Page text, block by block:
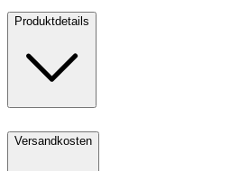
Produktdetails
Versandkosten